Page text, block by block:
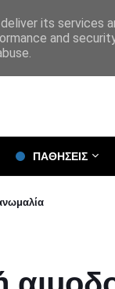
ΠΑΘΗΣΕΙΣ
its services
and